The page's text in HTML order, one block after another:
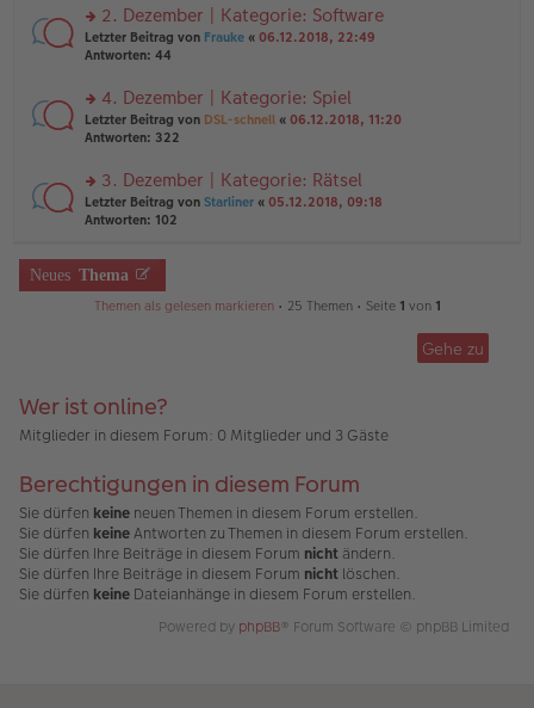
tr
a
g
e
n
er
tr
a
g
n
g
el
e
n
er
tr
a
g
rs
te
n
g
el
e
n
er
tr
a
2. Dezember | Kategorie: Software
Letzter Beitrag von Frauke « 06.12.2018, 22:49
Antworten: 44
rs
te
n
g
el
e
n
er
4. Dezember | Kategorie: Spiel
Letzter Beitrag von DSL-schnell « 06.12.2018, 11:20
Antworten: 322
rs
te
n
g
ei
tr
3. Dezember | Kategorie: Rätsel
Letzter Beitrag von Starliner « 05.12.2018, 09:18
Antworten: 102
Neues Thema
Themen als gelesen markieren• 25 Themen • Seite 1 von 1
Gehe zu
Wer ist online?
Mitglieder in diesem Forum: 0 Mitglieder und 3 Gäste
Berechtigungen in diesem Forum
Sie dürfen keine neuen Themen in diesem Forum erstellen.
Sie dürfen keineAntworten zu Themen in diesem Forum erstellen.
Sie dürfen Ihre Beiträge in diesem Forum nicht ändern.
Sie dürfen Ihre Beiträge in diesem Forum nicht löschen.
Sie dürfen keine Dateianhänge in diesem Forum erstellen.
Powered by phpBB® Forum Software © phpBB Limited